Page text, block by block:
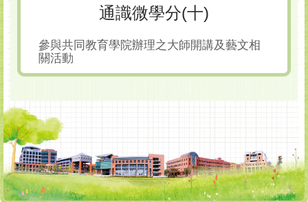
通識微學分(十)
參與共同教育學院辦理之大師開講及藝文相
關活動